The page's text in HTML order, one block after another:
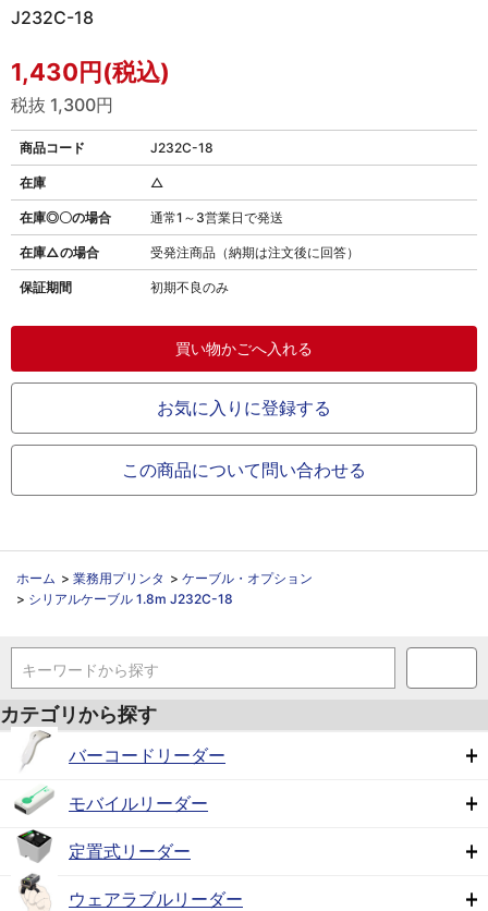
J232C-18
1,430円(税込)
税抜 1,300円
商品コード J232C-18
在庫◎〇の場合 通常1～3営業日で発送
在庫△の場合 受発注商品（納期は注文後に回答）
保証期間 初期不良のみ
在庫 △
お気に入りに登録する
この商品について問い合わせる
ホーム > 業務用プリンタ > ケーブル・オプション
> シリアルケーブル 1.8m J232C-18
キーワードから探す
カテゴリから探す
バーコードリーダー
モバイルリーダー
定置式リーダー
ウェアラブルリーダー